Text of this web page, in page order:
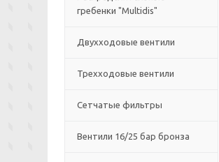
гребенки "Multidis"
Двухходовые вентили
Трехходовые вентили
Сетчатые фильтры
Вентили 16/25 бар бронза